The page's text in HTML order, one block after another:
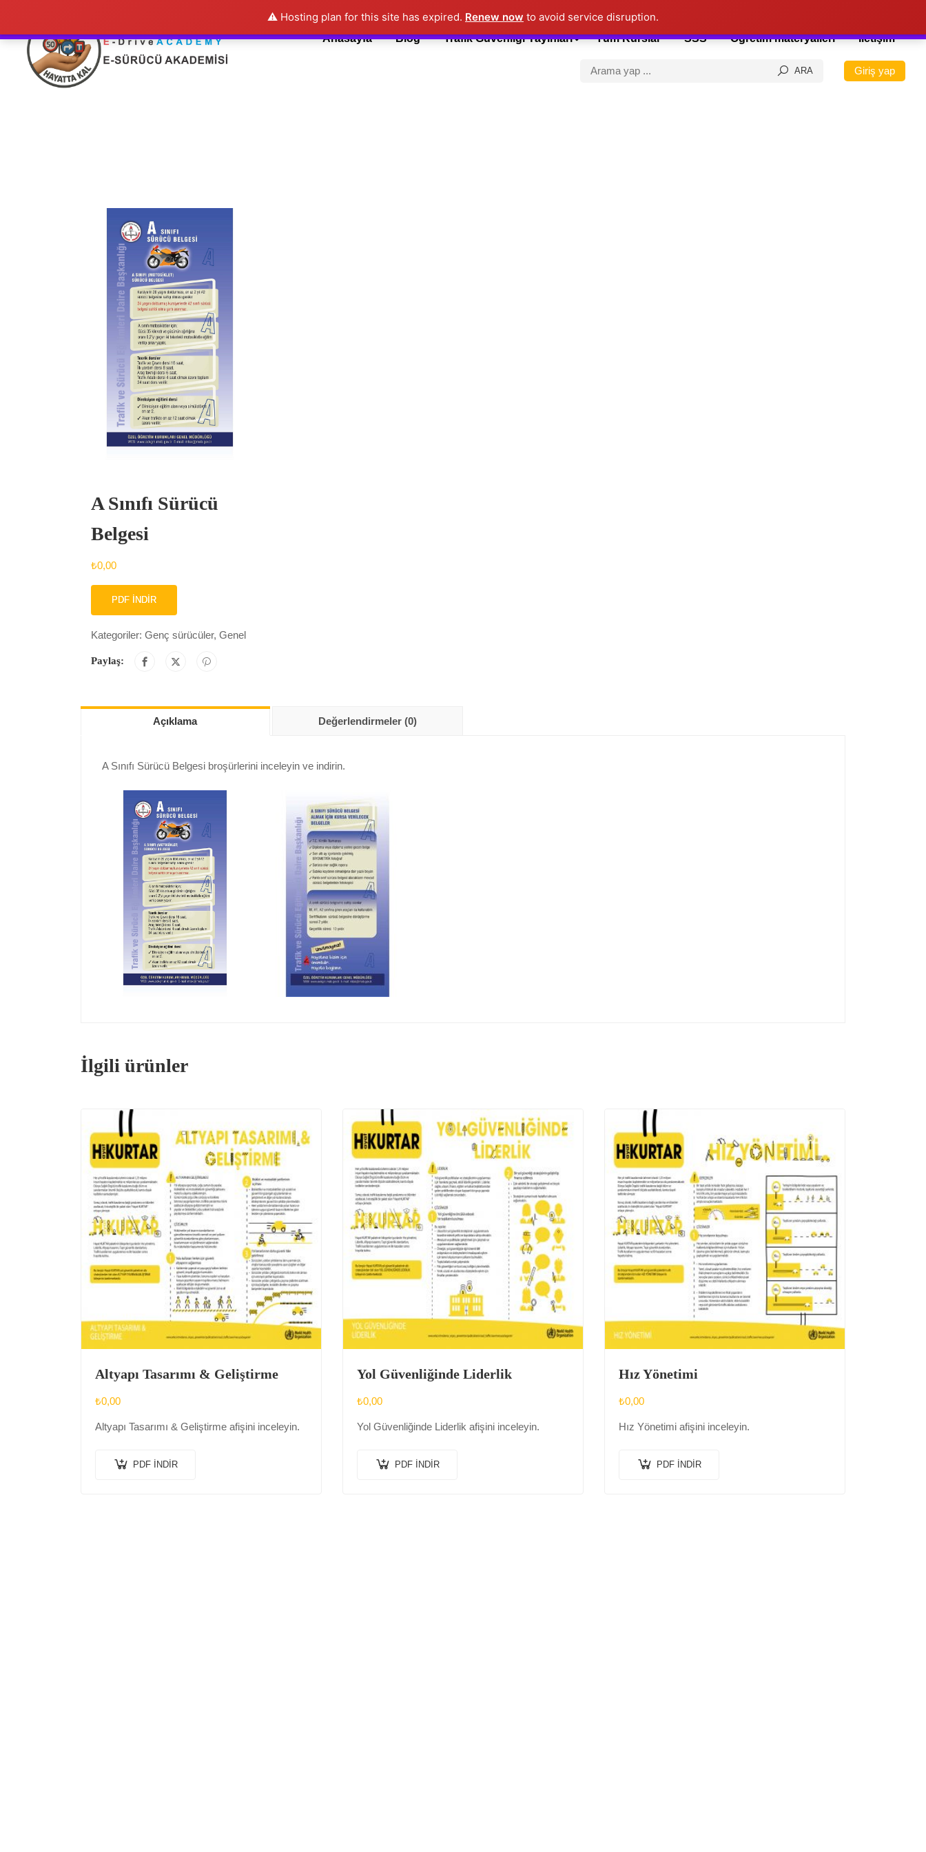
⚠️ Hosting plan for this site has expired. Renew now to avoid service disruption.
"BİRLİKTE HAYATLARI KURTARABİLİRİZ"Kapat
Anasayfa
Blog Trafik Güvenliği Yayınları Tüm Kurslar SSS Öğretim materyalleri İletişim
ARA Giriş yap
A Sınıfı Sürücü
Belgesi
₺0,00
PDF İNDIR
Kategoriler: Genç sürücüler, Genel
Paylaş:
Açıklama Değerlendirmeler (0)
A Sınıfı Sürücü Belgesi broşürlerini inceleyin ve indirin.
İlgili ürünler
Altyapı Tasarımı & Geliştirme
₺0,00
Altyapı Tasarımı & Geliştirme afişini inceleyin.
PDF İNDIR
Yol Güvenliğinde Liderlik
₺0,00
Yol Güvenliğinde Liderlik afişini inceleyin.
PDF İNDIR
Hız Yönetimi
₺0,00
Hız Yönetimi afişini inceleyin.
PDF İNDIR